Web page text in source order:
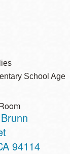
School Age
94114